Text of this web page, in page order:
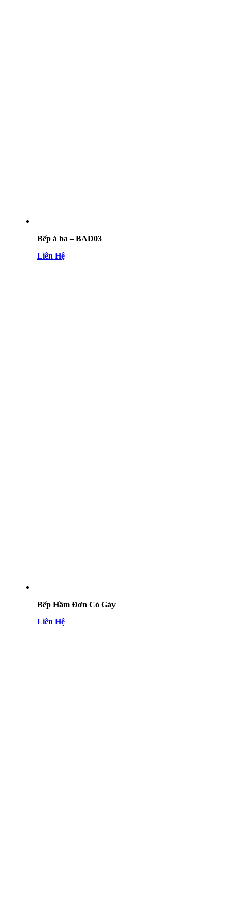
Bếp á ba – BAD03
Liên Hệ
Bếp Hầm Đơn Có Gáy
Liên Hệ